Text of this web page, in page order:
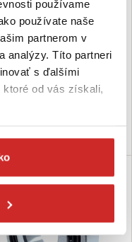
používame
používate naše
partnerom v
analýzy. Títo partneri
s ďalšími
ktoré od vás získali,
Ložisko 7308 B
€
Šírka (mm): 23 mm
priemer (mm): 40 mm
priemer (mm): 90 mm